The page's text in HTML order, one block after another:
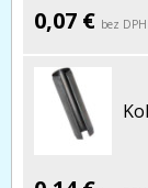
0,07 € bez DPH